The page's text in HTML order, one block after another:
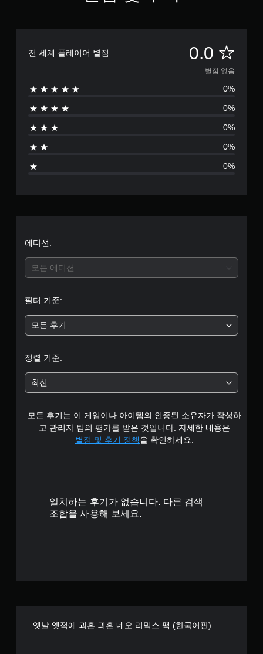
전 세계 플레이어 별점 0.0 별
점
없
음
별점 없음
0%
0%
0%
0%
0%
에디션:
모든 에디션
필터 기준:
모든 후기
정렬 기준:
최신
모든 후기는 이 게임이나 아이템의 인증된 소유자가 작성하
고 관리자 팀의 평가를 받은 것입니다. 자세한 내용은
별점 및 후기 정책을 확인하세요.
일치하는 후기가 없습니다. 다른 검색
조합을 사용해 보세요.
옛날 옛적에 괴혼 괴혼 네오 리믹스 팩 (한국어판)